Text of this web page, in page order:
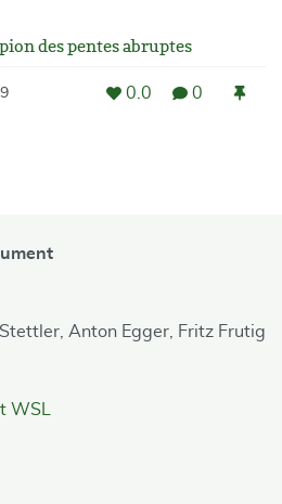
des pentes abruptes
0.0 0
Anton Egger, Fritz Frutig
WSL